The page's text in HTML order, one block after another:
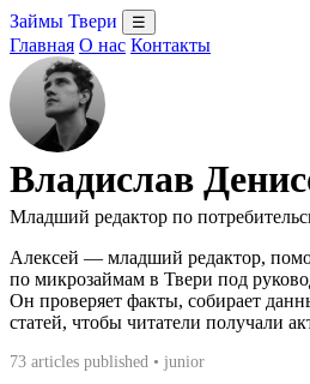
Займы Твери ☰
Главная О нас Контакты
Владислав
Младший редактор по
Алексей — младший редактор,
по микрозаймам в Твери под
Он проверяет факты, собирает
статей, чтобы читатели получали
73 articles published • junior